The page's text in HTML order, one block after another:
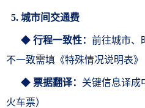
5. 城市间交通费
◆ 行程一致性： 前往城市、
不一致需填《特殊情况说明表》
◆ 票据翻译： 关键信息译成
火车票）